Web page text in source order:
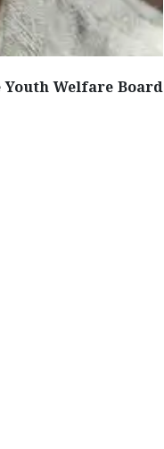
Youth Welfare Board